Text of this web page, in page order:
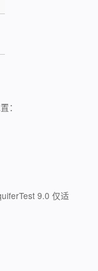
：
9.0 仅适